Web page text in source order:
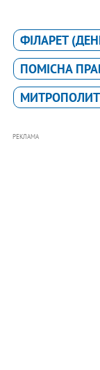
ФІЛАРЕТ
ПОМІСНА
МИТРОПОЛИТ
РЕКЛАМА